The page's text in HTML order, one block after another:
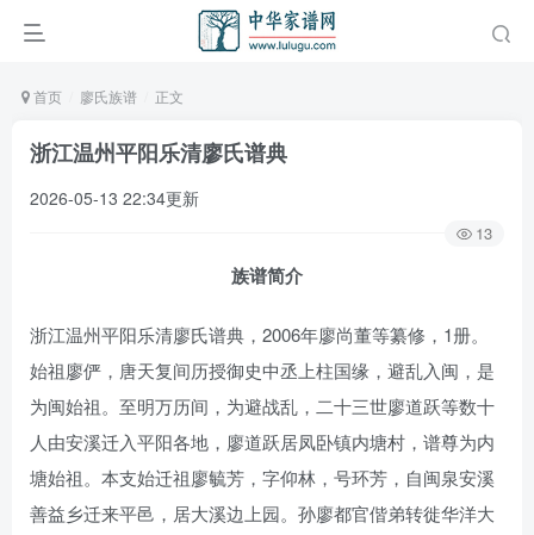
首页 廖氏族谱 正文
浙江温州平阳乐清廖氏谱典
2026-05-13 22:34更新
13
族谱简介
浙江温州平阳乐清廖氏谱典，2006年廖尚董等纂修，1册。
始祖廖俨，唐天复间历授御史中丞上柱国缘，避乱入闽，是
为闽始祖。至明万历间，为避战乱，二十三世廖道跃等数十
人由安溪迁入平阳各地，廖道跃居凤卧镇内塘村，谱尊为内
塘始祖。本支始迁祖廖毓芳，字仰林，号环芳，自闽泉安溪
善益乡迁来平邑，居大溪边上园。孙廖都官偕弟转徙华洋大